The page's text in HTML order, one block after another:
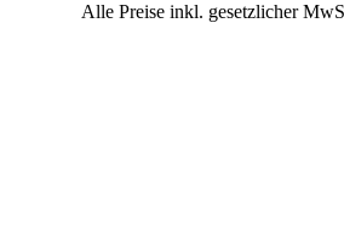
Alle Preise inkl. gesetzlicher